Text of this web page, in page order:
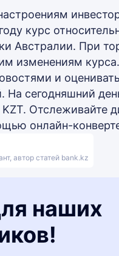
курс
Австралии. При
изменениям
и
сегодняшний
KZT. Отслеживайте
онлайн-
автор статей bank.kz
наших